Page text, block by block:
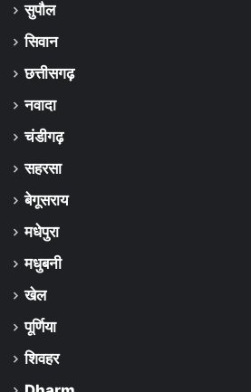
सुपौल
सिवान
छत्तीसगढ़
नवादा
चंडीगढ़
सहरसा
बेगूसराय
मधेपुरा
मधुबनी
खेल
पूर्णिया
शिवहर